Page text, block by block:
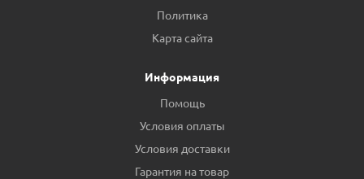
Политика
Карта сайта
Информация
Помощь
Условия оплаты
Условия доставки
Гарантия на товар